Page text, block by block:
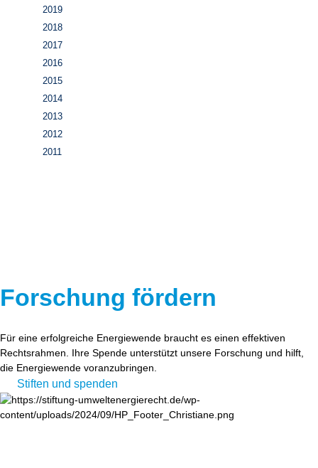
2019
2018
2017
2016
2015
2014
2013
2012
2011
Forschung fördern
Für eine erfolgreiche Energiewende braucht es einen effektiven
Rechtsrahmen. Ihre Spende unterstützt unsere Forschung und hilft,
die Energiewende voranzubringen.
Stiften und spenden